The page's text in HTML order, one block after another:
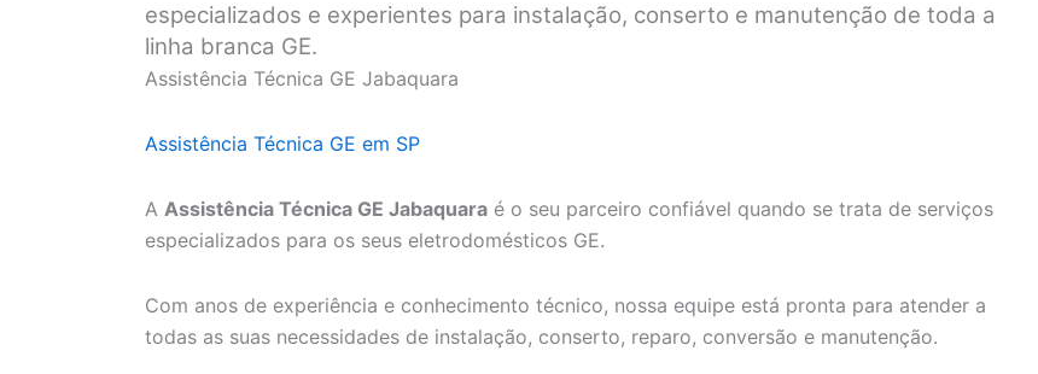
especializados e experientes para instalação, conserto e manutenção de toda a
linha branca GE.
Assistência Técnica GE Jabaquara
Assistência Técnica GE em SP
A Assistência Técnica GE Jabaquara é o seu parceiro confiável quando se trata de serviços
especializados para os seus eletrodomésticos GE.
Com anos de experiência e conhecimento técnico, nossa equipe está pronta para atender a
todas as suas necessidades de instalação, conserto, reparo, conversão e manutenção.